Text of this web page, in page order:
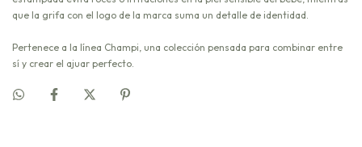
que la grifa con el logo de la marca suma un detalle de identidad.
Pertenece a la línea Champi, una colección pensada para combinar entre
sí y crear el ajuar perfecto.